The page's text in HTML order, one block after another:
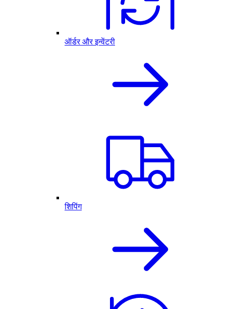
ऑर्डर और इन्वेंटरी
शिपिंग